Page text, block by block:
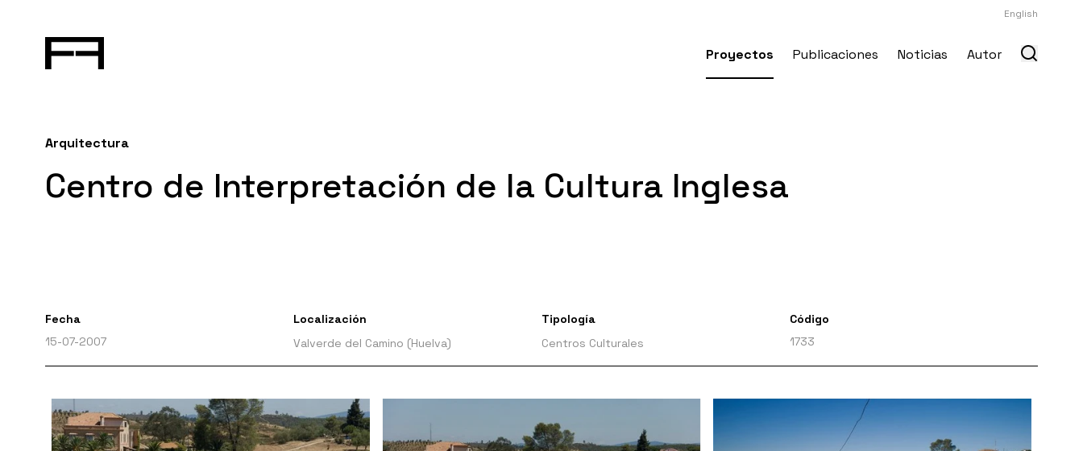
English
Proyectos Publicaciones Noticias Autor
Arquitectura
Centro de Interpretación de la Cultura Inglesa
Fecha
15-07-2007
Localización
Valverde del Camino (Huelva)
Tipología
Centros Culturales
Código
1733